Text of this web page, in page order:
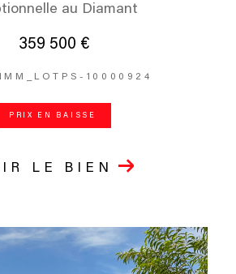
au Diamant
359 500 €
10000924
PRIX EN BAISSE
LE BIEN